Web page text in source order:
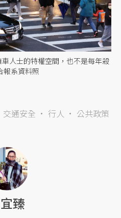
人士的特權空間，也不是每年殺
報系資料照
交通安全 行人
公共政策
臻